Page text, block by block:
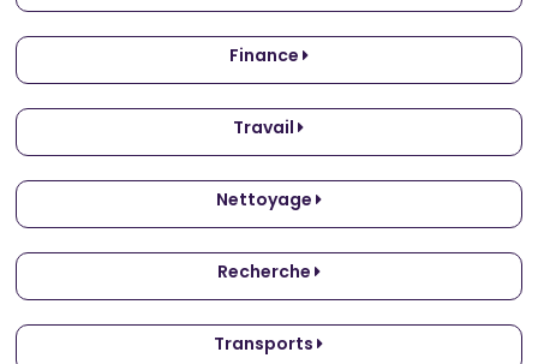
Finance
Travail
Nettoyage
Recherche
Transports